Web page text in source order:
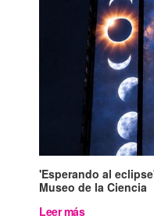
'Esperando al
Museo de la Ciencia
Leer más